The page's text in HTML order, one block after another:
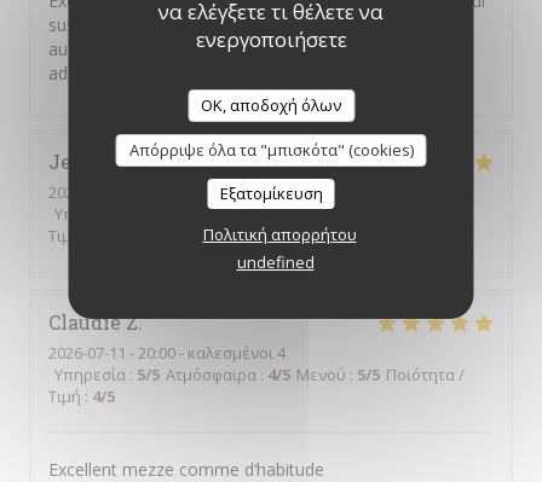
να ελέγξετε τι θέλετε να
ενεργοποιήσετε
OK, αποδοχή όλων
Απόρριψε όλα τα "μπισκότα" (cookies)
Εξατομίκευση
Πολιτική απορρήτου
undefined
suscite l enthousiasme de toutes les personnes
auxquelles je propose de déjeuner à cette très bonne
adresse.
Jean-FrançoisB
2026-07-12
- 13:00 - καλεσμένοι 6
Υπηρεσία
Ατμόσφαιρα:5/5 Μενού
Τιμή
ClaudieZ
2026-07-11 - 20:00 - καλεσμένοι 4
Υπηρεσία : 5/5 Ατμόσφαιρα : 4/5 Μενού : 5/5 Ποιότητα /
Τιμή : 4/5
Excellent mezze comme d‘habitude